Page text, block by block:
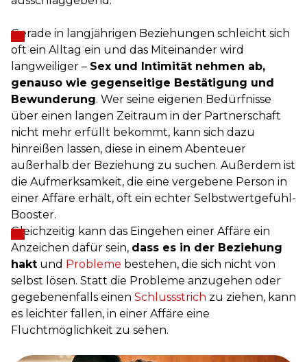
Gerade in langjährigen Beziehungen schleicht sich
oft ein Alltag ein und das Miteinander wird
langweiliger – Sex und Intimität nehmen ab,
genauso wie gegenseitige Bestätigung und
Bewunderung. Wer seine eigenen Bedürfnisse
über einen langen Zeitraum in der Partnerschaft
nicht mehr erfüllt bekommt, kann sich dazu
hinreißen lassen, diese in einem Abenteuer
außerhalb der Beziehung zu suchen. Außerdem ist
die Aufmerksamkeit, die eine vergebene Person in
einer Affäre erhält, oft ein echter Selbstwertgefühl-
Booster.
Gleichzeitig kann das Eingehen einer Affäre ein
Anzeichen dafür sein, dass es in der Beziehung
hakt und Probleme bestehen, die sich nicht von
selbst lösen. Statt die Probleme anzugehen oder
gegebenenfalls einen Schlussstrich zu ziehen, kann
es leichter fallen, in einer Affäre eine
Fluchtmöglichkeit zu sehen.